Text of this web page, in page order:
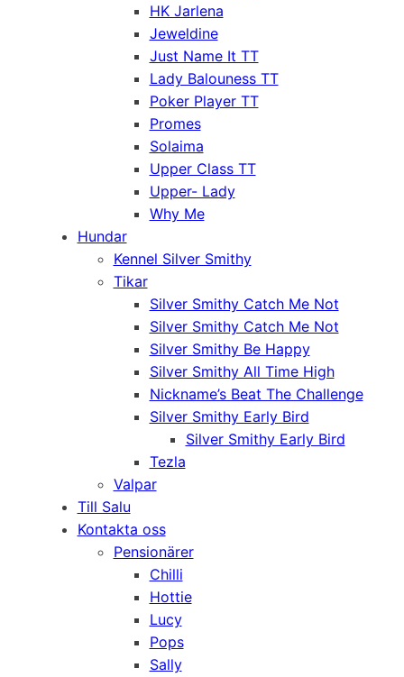
HK Jarlena
Jeweldine
Just Name It TT
Lady Balouness TT
Poker Player TT
Promes
Solaima
Upper Class TT
Upper- Lady
Why Me
Hundar
Kennel Silver Smithy
Tikar
Silver Smithy Catch Me Not
Silver Smithy Catch Me Not
Silver Smithy Be Happy
Silver Smithy All Time High
Nickname’s Beat The Challenge
Silver Smithy Early Bird
Silver Smithy Early Bird
Tezla
Valpar
Till Salu
Kontakta oss
Pensionärer
Chilli
Hottie
Lucy
Pops
Sally